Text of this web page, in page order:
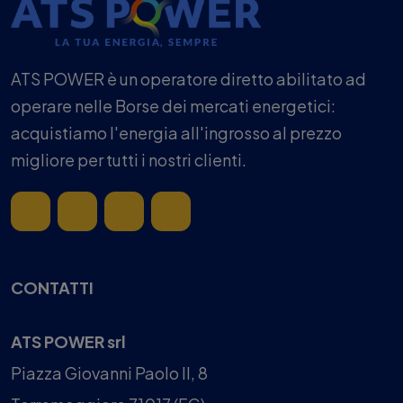
ATS POWER è un operatore diretto abilitato ad
operare nelle Borse dei mercati energetici:
acquistiamo l'energia all'ingrosso al prezzo
migliore per tutti i nostri clienti.
CONTATTI
ATS POWER srl
Piazza Giovanni Paolo II, 8